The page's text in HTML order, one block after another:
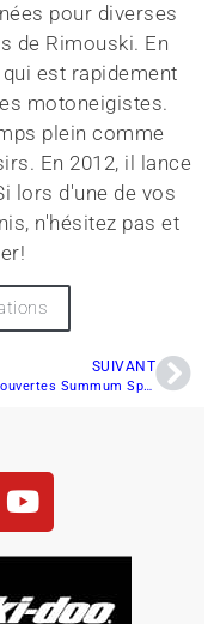
pour diverses
de Rimouski. En
est rapidement
motoneigistes.
plein comme
En 2012, il lance
lors d'une de vos
n'hésitez pas et
SUIVANT
Portes ouvertes Summum Sport ce samedi 27 octobre